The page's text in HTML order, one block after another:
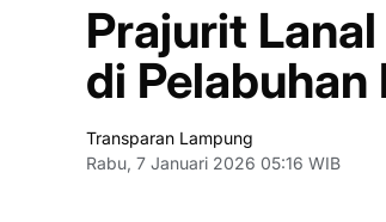
Prajurit
di Pelabuhan
Transparan Lampung
Rabu, 7 Januari 2026 05:16 WIB